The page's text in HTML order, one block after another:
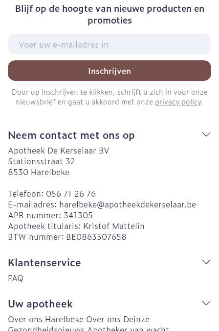
Blijf op de hoogte van nieuwe producten en
promoties
Inschrijven
Door op inschrijven te klikken, schrijft u zich in voor onze
nieuwsbrief en gaat u akkoord met onze privacy policy.
Neem contact met ons op
Apotheek De Kerselaar BV
Stationsstraat 32
8530 Harelbeke
Telefoon: 056 71 26 76
E-mailadres: harelbeke@apotheekdekerselaar.be
APB nummer: 341305
Apotheek titularis: Kristof Mattelin
BTW nummer: BE0863507658
Klantenservice
FAQ
Uw apotheek
Over ons Harelbeke Over ons Deinze